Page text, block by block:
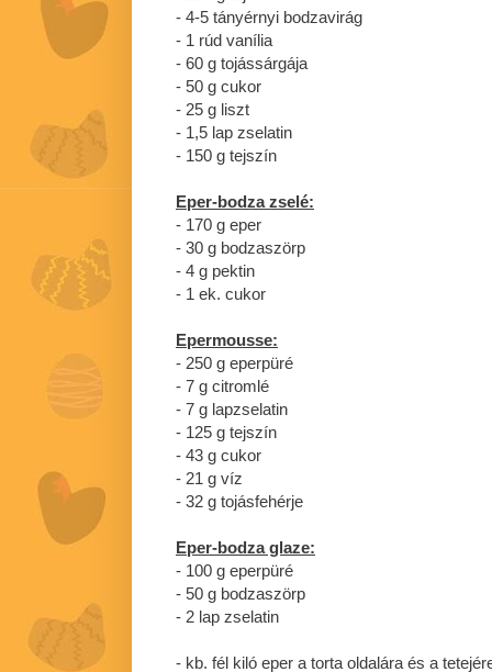
- 4-5 tányérnyi bodzavirág
- 1 rúd vanília
- 60 g tojássárgája
- 50 g cukor
- 25 g liszt
- 1,5 lap zselatin
- 150 g tejszín
Eper-bodza zselé:
- 170 g eper
- 30 g bodzaszörp
- 4 g pektin
- 1 ek. cukor
Epermousse:
- 250 g eperpüré
- 7 g citromlé
- 7 g lapzselatin
- 125 g tejszín
- 43 g cukor
- 21 g víz
- 32 g tojásfehérje
Eper-bodza glaze:
- 100 g eperpüré
- 50 g bodzaszörp
- 2 lap zselatin
- kb. fél kiló eper a torta oldalára és a